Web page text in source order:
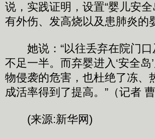
说，实践证明，设置“婴儿安
有外伤、发高烧以及患肺炎的
她说：“以往丢弃在院门口
不足一半。而弃婴进入‘安全
物侵袭的危害，也杜绝了冻、
成活率得到了提高。”（记者
(来源:新华网)